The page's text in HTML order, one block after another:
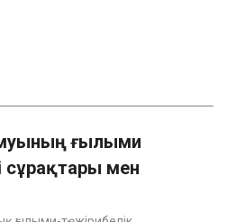
ғылыми
сұрақтары мен